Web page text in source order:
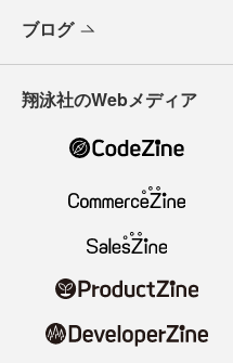
ブログ
翔泳社のWebメディア